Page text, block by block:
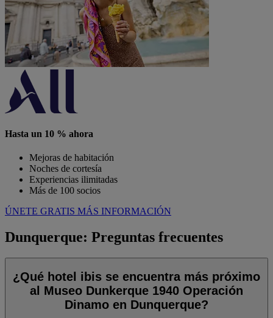
Hasta un 10 % ahora
Mejoras de habitación
Noches de cortesía
Experiencias ilimitadas
Más de 100 socios
ÚNETE GRATIS MÁS INFORMACIÓN
Dunquerque: Preguntas frecuentes
¿Qué hotel ibis se encuentra más próximo
al Museo Dunkerque 1940 Operación
Dinamo en Dunquerque?